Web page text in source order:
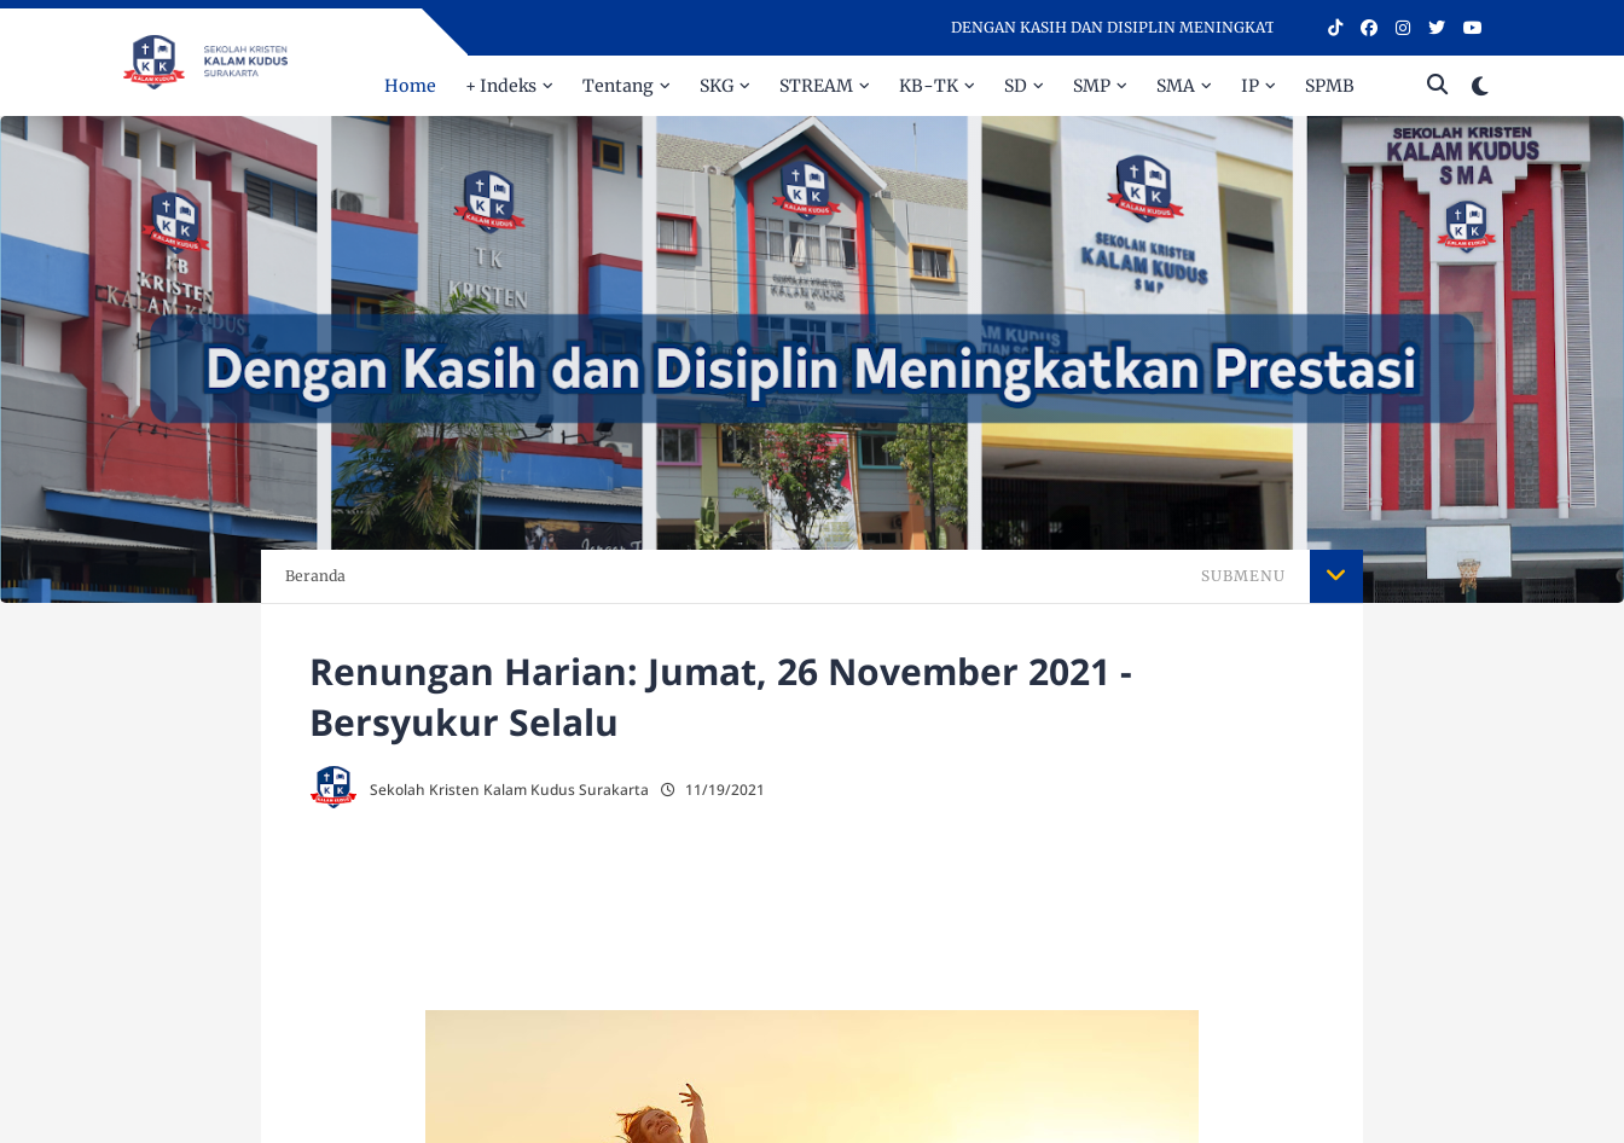
DENGAN KASIH DAN DISIPLIN MENINGKATKAN PRESTASI - SELAMAT DATANG DI SEKOLAH
Home + Indeks Tentang SKG STREAM KB-TK SD SMP SMA IP SPMB
Beranda SUBMENU
Renungan Harian: Jumat, 26 November 2021 -
Bersyukur Selalu
Sekolah Kristen Kalam Kudus Surakarta 11/19/2021